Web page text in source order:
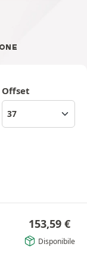
Offset
153,59 €
Disponibile